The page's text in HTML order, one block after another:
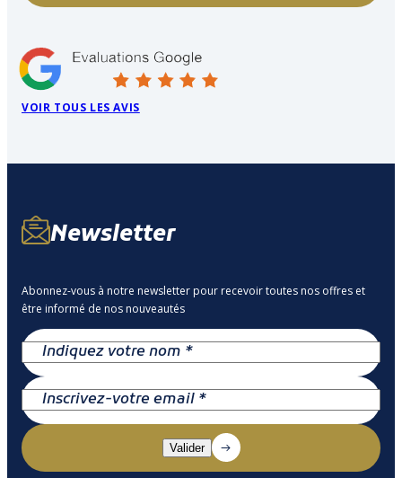
VOIR TOUS LES AVIS
Newsletter
Abonnez-vous à notre newsletter pour recevoir toutes nos offres et
être informé de nos nouveautés